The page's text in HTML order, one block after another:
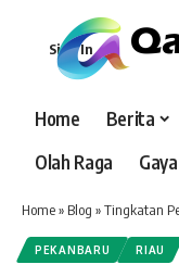
Sign In
Home Berita
Olah Raga
Home» Blog »Tingkatan
PEKANBARU RIAU